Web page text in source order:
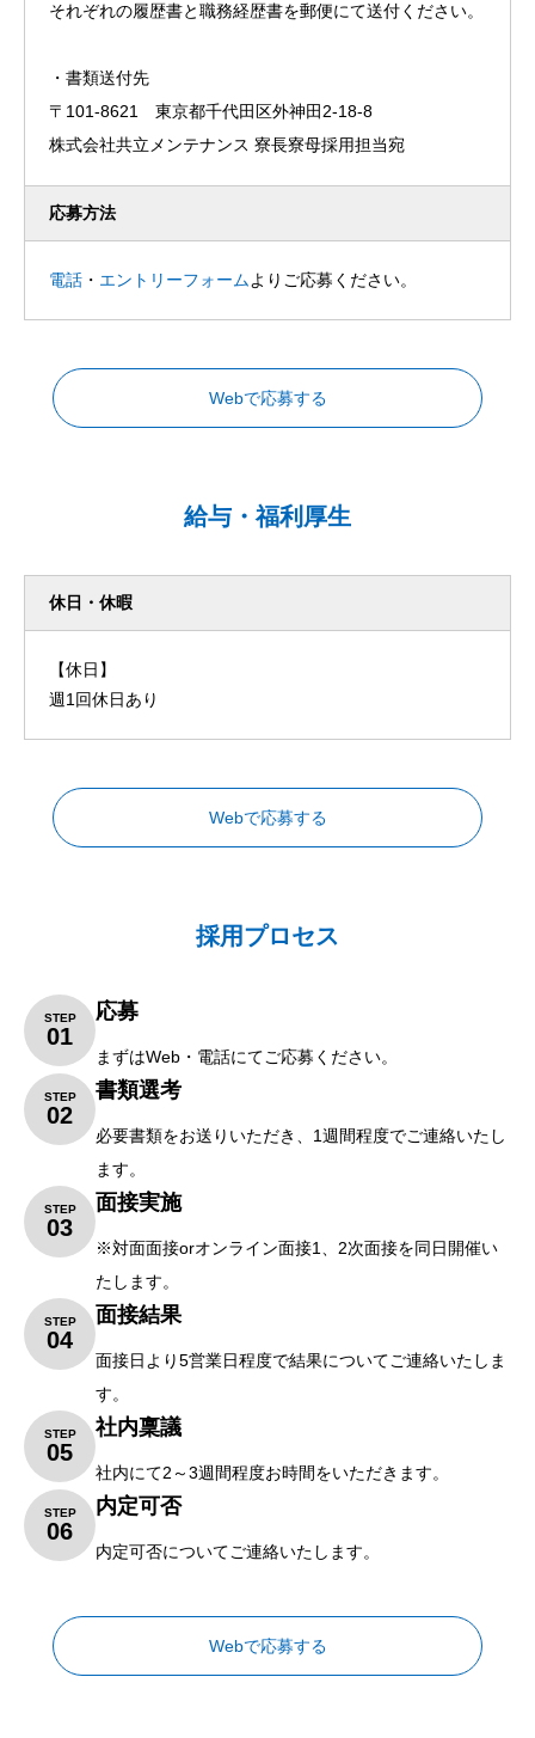
それぞれの履歴書と職務経歴書を郵便にて送付ください。
・書類送付先
〒101-8621 東京都千代田区外神田2-18-8
株式会社共立メンテナンス 寮長寮母採用担当宛
応募方法
電話 ・ エントリーフォームよりご応募ください。
Webで応募する
給与・福利厚生
休日・休暇
【休日】
週1回休日あり
Webで応募する
採用プロセス
STEP
01
応募
まずはWeb ・電話にてご応募ください。
STEP
02
書類選考
必要書類をお送りいただき、 1週間程度でご連絡いたし
ます。
STEP
03
面接実施
※対面面接orオンライン面接1、 2次面接を同日開催い
たします。
STEP
04
面接結果
面接日より5営業日程度で結果についてご連絡いたしま
す。
STEP
05
社内稟議
社内にて2 ～3週間程度お時間をいただきます。
STEP
06
内定可否
内定可否についてご連絡いたします。
Webで応募する